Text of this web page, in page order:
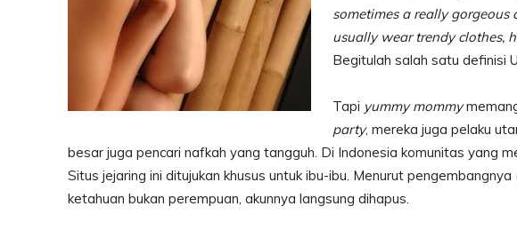
sometimes a really gorgeous
usually wear trendy clothes,
Begitulah salah satu definisi
Tapi yummy mommy
party, mereka juga pelaku
besar juga pencari nafkah yang tangguh. Di Indonesia komunitas yang
Situs jejaring ini ditujukan khusus untuk ibu-ibu. Menurut
ketahuan bukan perempuan, akunnya langsung dihapus.